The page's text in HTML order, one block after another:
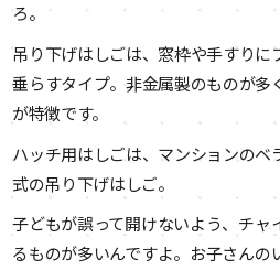
ろ。
吊り下げはしごは、窓枠や手すりに
垂らすタイプ。非金属製のものが多
が特徴です。
ハッチ用はしごは、マンションの
式の吊り下げはしご。
子どもが誤って開けないよう、チャ
るものが多いんですよ。お子さん